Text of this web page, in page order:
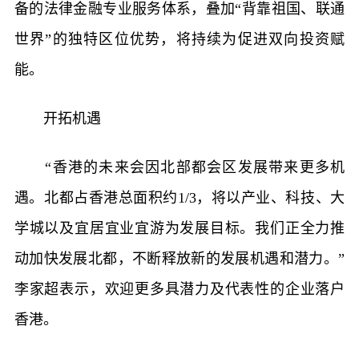
备的法律金融专业服务体系，叠加“背靠祖国、联通
世界”的独特区位优势，将持续为促进双向投资赋
能。
开拓机遇
“香港的未来会因北部都会区发展带来更多机
遇。北都占香港总面积约1/3，将以产业、科技、大
学城以及宜居宜业宜游为发展目标。我们正全力推
动加快发展北都，不断释放新的发展机遇和潜力。”
李家超表示，欢迎更多具潜力及代表性的企业落户
香港。